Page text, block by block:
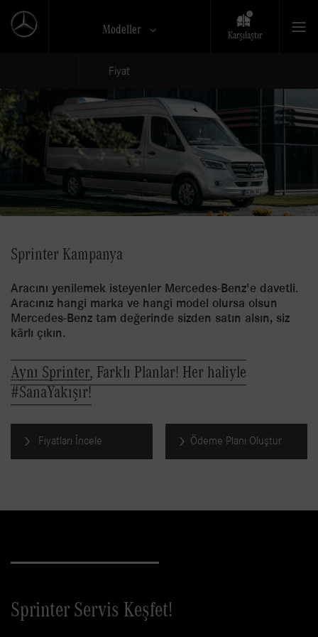
Modeller Karşılaştır
Fiyat
Sprinter Kampanya
Aracını yenilemek isteyenler Mercedes-Benz'e davetli.
Aracınız hangi marka ve hangi model olursa olsun
Mercedes-Benz tam değerinde sizden satın alsın, siz
kârlı çıkın.
Aynı Sprinter, Farklı Planlar! Her haliyle
#SanaYakışır!
Fiyatları İncele Ödeme Planı Oluştur
Sprinter Servis Keşfet!